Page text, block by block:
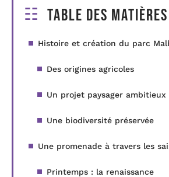
Table des matières
Histoire et création du parc
Des origines agricoles
Un projet paysager ambitieux
Une biodiversité préservée
Une promenade à travers les
Printemps : la renaissance